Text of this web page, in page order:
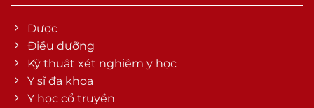
Dược
Điều dưỡng
Kỹ thuật xét nghiệm y học
Y sĩ đa khoa
Y học cổ truyền